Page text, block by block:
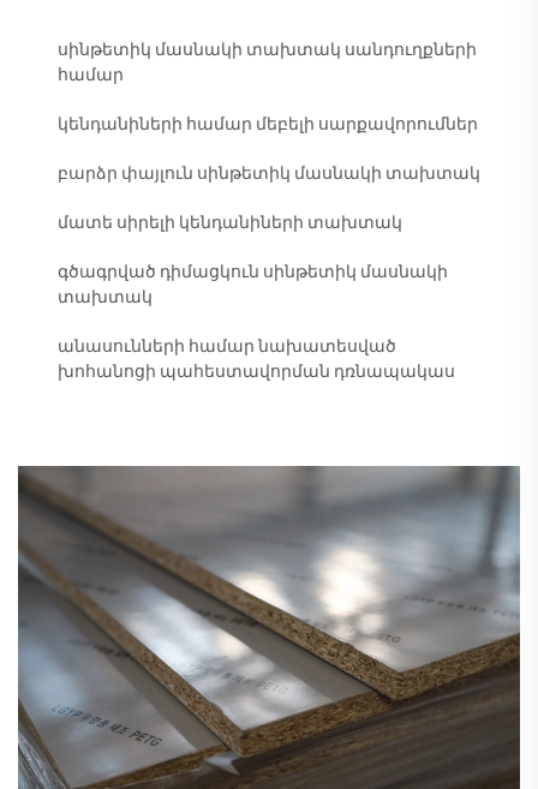
սինթետիկ մասնակի տախտակ սանդուղքների
համար
կենդանիների համար մեբելի սարքավորումներ
բարձր փայլուն սինթետիկ մասնակի տախտակ
մատե սիրելի կենդանիների տախտակ
գծագրված դիմացկուն սինթետիկ մասնակի
տախտակ
անասունների համար նախատեսված
խոհանոցի պահեստավորման դռնապակաս